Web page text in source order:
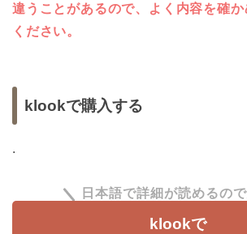
違うことがあるので、よく内容を確か
ください。
klookで購入する
.
日本語で詳細が読めるの
klookで